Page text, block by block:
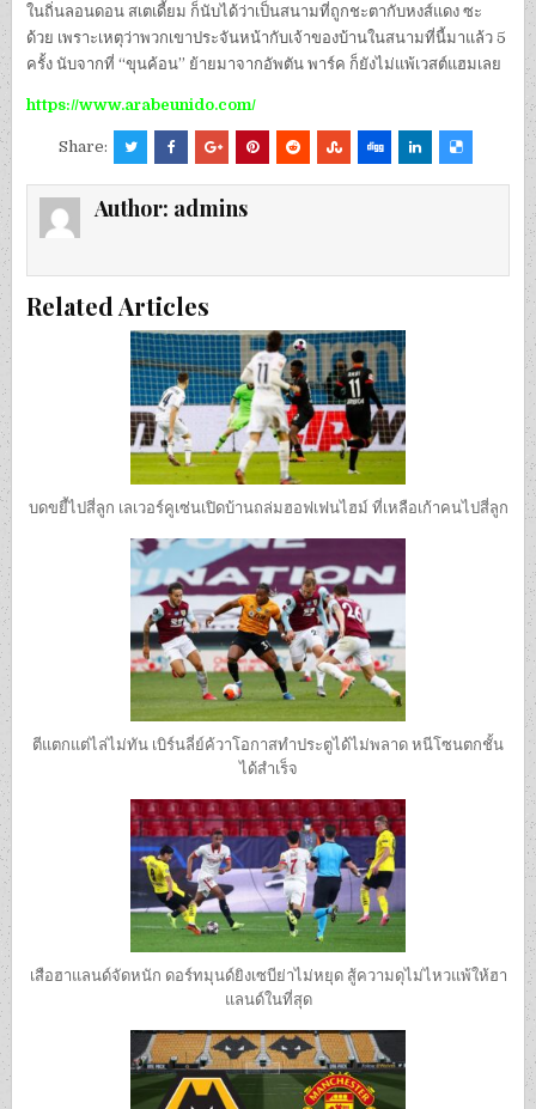
ในถิ่นลอนดอน สเตเดี้ยม ก็นับได้ว่าเป็นสนามที่ถูกชะตากับหงส์แดง ซะ
ด้วย เพราะเหตุว่าพวกเขาประจันหน้ากับเจ้าของบ้านในสนามที่นี้มาแล้ว 5
ครั้ง นับจากที่ “ขุนค้อน” ย้ายมาจากอัพตัน พาร์ค ก็ยังไม่แพ้เวสต์แฮมเลย
https://www.arabeunido.com/
Share:
Author: admins
Related Articles
บดขยี้ไปสี่ลูก เลเวอร์คูเซ่นเปิดบ้านถล่มฮอฟเฟนไฮม์ ที่เหลือเก้าคนไปสี่ลูก
ตีแตกแต่ไล่ไม่ทัน เบิร์นลี่ย์ค้วาโอกาสทำประตูได้ไม่พลาด หนีโซนตกชั้น
ได้สำเร็จ
เสือฮาแลนด์จัดหนัก ดอร์ทมุนด์ยิงเซบีย่าไม่หยุด สู้ความดุไม่ไหวแพ้ให้ฮา
แลนด์ในที่สุด